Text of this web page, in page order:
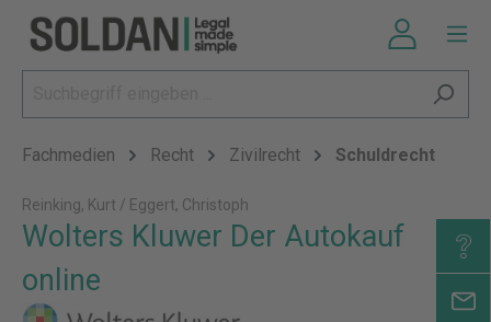
Fachmedien Recht Zivilrecht Schuldrecht
Reinking, Kurt / Eggert, Christoph
Wolters Kluwer Der Autokauf
online